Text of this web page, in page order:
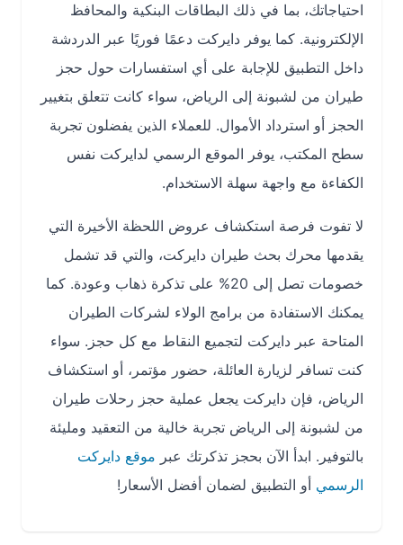
احتياجاتك، بما في ذلك البطاقات البنكية والمحافظ
الإلكترونية. كما يوفر دايركت دعمًا فوريًا عبر الدردشة
داخل التطبيق للإجابة على أي استفسارات حول حجز
طيران من لشبونة إلى الرياض، سواء كانت تتعلق بتغيير
الحجز أو استرداد الأموال. للعملاء الذين يفضلون تجربة
سطح المكتب، يوفر الموقع الرسمي لدايركت نفس
الكفاءة مع واجهة سهلة الاستخدام.
لا تفوت فرصة استكشاف عروض اللحظة الأخيرة التي
يقدمها محرك بحث طيران دايركت، والتي قد تشمل
خصومات تصل إلى 20% على تذكرة ذهاب وعودة. كما
يمكنك الاستفادة من برامج الولاء لشركات الطيران
المتاحة عبر دايركت لتجميع النقاط مع كل حجز. سواء
كنت تسافر لزيارة العائلة، حضور مؤتمر، أو استكشاف
الرياض، فإن دايركت يجعل عملية حجز رحلات طيران
من لشبونة إلى الرياض تجربة خالية من التعقيد ومليئة
بالتوفير. ابدأ الآن بحجز تذكرتك عبرموقع دايركت
الرسمي أو التطبيق لضمان أفضل الأسعار!